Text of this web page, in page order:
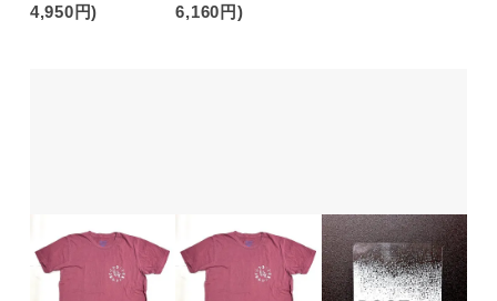
4,950円)
6,160円)